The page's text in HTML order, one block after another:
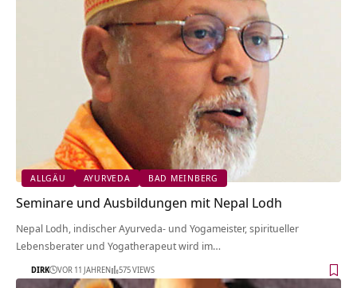
ALLGÄU AYURVEDA BAD MEINBERG
Seminare und Ausbildungen mit Nepal Lodh
Nepal Lodh, indischer Ayurveda- und Yogameister, spiritueller
Lebensberater und Yogatherapeut wird im…
DIRK VOR 11 JAHREN 575 VIEWS